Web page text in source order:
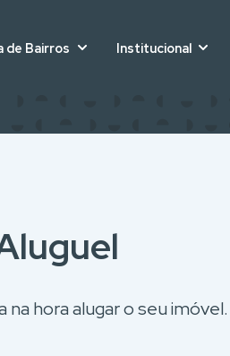
de Bairros Institucional
na hora alugar o seu imóvel.